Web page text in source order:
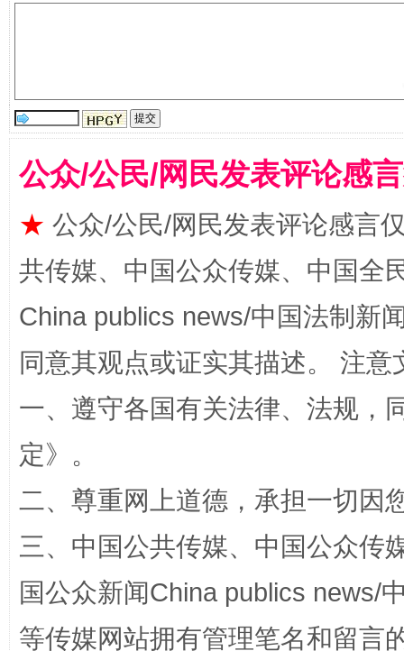
解纷+调解+退费，一次搞定
站台名比不上好声名
公众/公民/网民发表评论感
★ 公众/公民/网民发表评论感言
共传媒、中国公众传媒、中国全
China publics news/中国法制新
同意其观点或证实其描述。 注
一、遵守各国有关法律、法规，
定》。
二、尊重网上道德，承担一切因
三、中国公共传媒、中国公众传
国公众新闻China publics news/
等传媒网站拥有管理笔名和留言